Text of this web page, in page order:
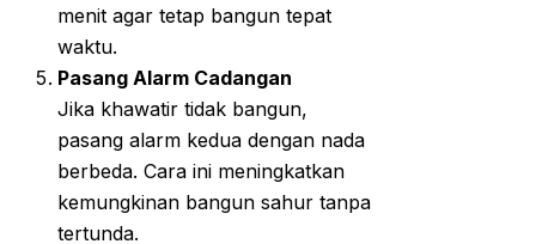
menit agar tetap bangun tepat
waktu.
Pasang Alarm Cadangan
Jika khawatir tidak bangun,
pasang alarm kedua dengan nada
berbeda. Cara ini meningkatkan
kemungkinan bangun sahur tanpa
tertunda.